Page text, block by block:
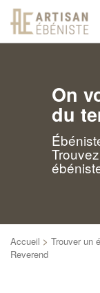
On
du
Accueil > Trouver un
Reverend